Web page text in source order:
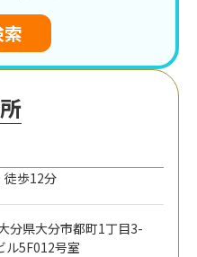
徒歩12分
分県大分市都町1丁目3-
ル5F012号室